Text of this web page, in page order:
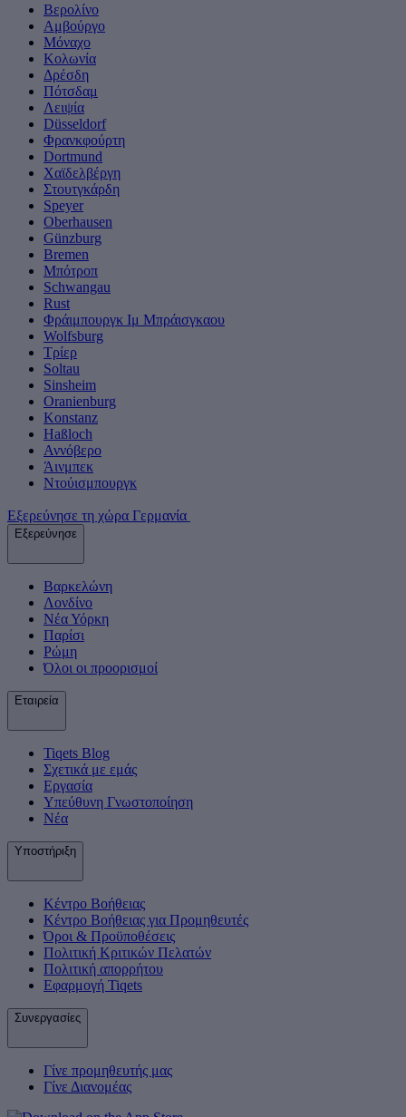
Βερολίνο
Αμβούργο
Μόναχο
Κολωνία
Δρέσδη
Πότσδαμ
Λειψία
Düsseldorf
Φρανκφούρτη
Dortmund
Χαϊδελβέργη
Στουτγκάρδη
Speyer
Oberhausen
Günzburg
Bremen
Μπότροπ
Schwangau
Rust
Φράιμπουργκ Ιμ Μπράισγκαου
Wolfsburg
Τρίερ
Soltau
Sinsheim
Oranienburg
Konstanz
Haßloch
Αννόβερο
Άινμπεκ
Ντούισμπουργκ
Εξερεύνησε τη χώρα Γερμανία
Εξερεύνησε
Βαρκελώνη
Λονδίνο
Νέα Υόρκη
Παρίσι
Ρώμη
Όλοι οι προορισμοί
Εταιρεία
Tiqets Βlog
Σχετικά με εμάς
Εργασία
Υπεύθυνη Γνωστοποίηση
Νέα
Υποστήριξη
Κέντρο Βοήθειας
Κέντρο Βοήθειας για Προμηθευτές
Όροι & Προϋποθέσεις
Πολιτική Κριτικών Πελατών
Πολιτική απορρήτου
Εφαρμογή Tiqets
Συνεργασίες
Γίνε προμηθευτής μας
Γίνε Διανομέας